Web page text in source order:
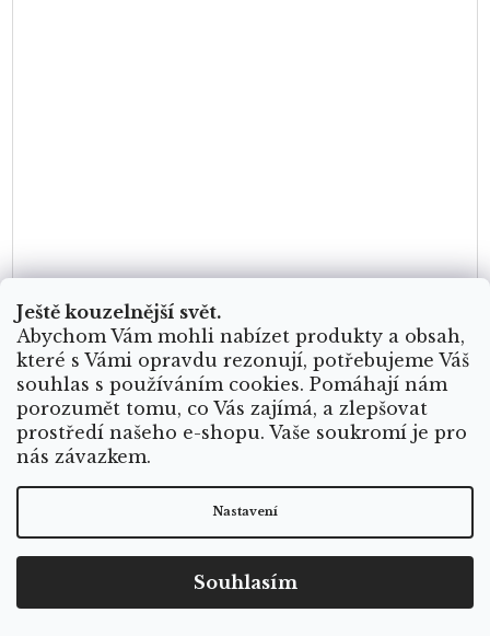
Ještě kouzelnější svět.
Abychom Vám mohli nabízet produkty a obsah,
které s Vámi opravdu rezonují, potřebujeme Váš
souhlas s používáním cookies. Pomáhají nám
porozumět tomu, co Vás zajímá, a zlepšovat
prostředí našeho e-shopu. Vaše soukromí je pro
nás závazkem.
Nastavení
Souhlasím
Náramek s achátem - Intuice
Skladem
jsme lehké náramky s minerály, svobodné a...